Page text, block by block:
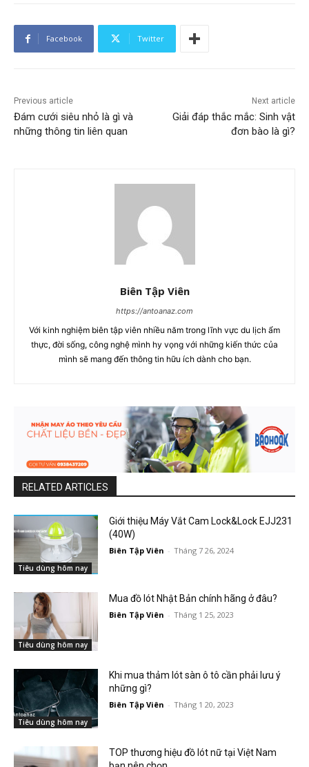
Facebook Twitter
Previous article
Đám cưới siêu nhỏ là gì và
những thông tin liên quan
Next article
Giải đáp thắc mắc: Sinh vật
đơn bào là gì?
Biên Tập Viên
https://antoanaz.com
Với kinh nghiệm biên tập viên nhiều năm trong lĩnh vực du lịch ẩm
thực, đời sống, công nghệ mình hy vọng với những kiến thức của
mình sẽ mang đến thông tin hữu ích dành cho bạn.
RELATED ARTICLES
Tiêu dùng hôm nay
Giới thiệu Máy Vắt Cam Lock&Lock EJJ231
(40W)
Biên Tập Viên - Tháng 7 26, 2024
Tiêu dùng hôm nay
Mua đồ lót Nhật Bản chính hãng ở đâu?
Biên Tập Viên - Tháng 1 25, 2023
Tiêu dùng hôm nay
Khi mua thảm lót sàn ô tô cần phải lưu ý
những gì?
Biên Tập Viên - Tháng 1 20, 2023
TOP thương hiệu đồ lót nữ tại Việt Nam